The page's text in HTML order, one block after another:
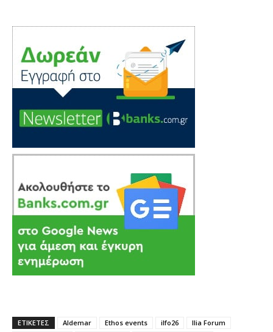
ΕΤΙΚΕΤΕΣ Aldemar Ethos events ilfo26
Ilia Forum